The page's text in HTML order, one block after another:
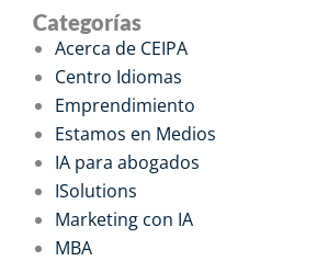
Categorías
Acerca de CEIPA
Centro Idiomas
Emprendimiento
Estamos en Medios
IA para abogados
ISolutions
Marketing con IA
MBA